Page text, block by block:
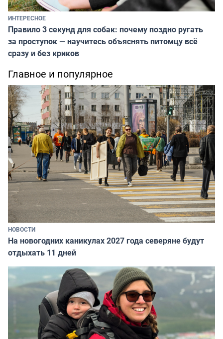
ИНТЕРЕСНОЕ
Правило 3 секунд для собак: почему поздно ругать
за проступок — научитесь объяснять питомцу всё
сразу и без криков
Главное и популярное
НОВОСТИ
На новогодних каникулах 2027 года северяне будут
отдыхать 11 дней